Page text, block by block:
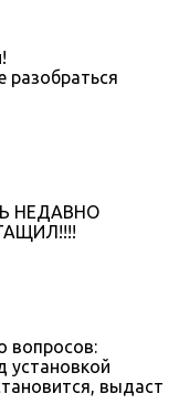
НЕДАВНО
вопросов:
установкой
выдаст